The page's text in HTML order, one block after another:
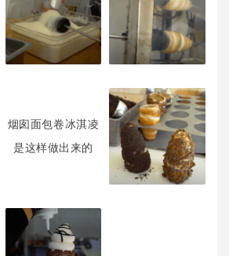
烟囱面包卷冰淇凌
是这样做出来的